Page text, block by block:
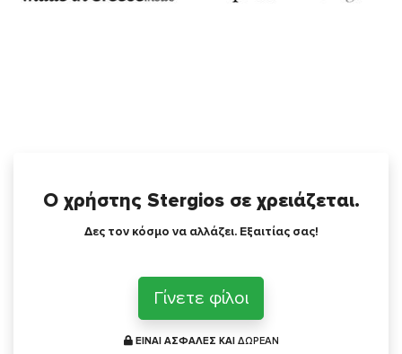
Ο χρήστης Stergios σε χρειάζεται.
Δες τον κόσμο να αλλάζει. Εξαιτίας σας!
Γίνετε φίλοι
ΕΙΝΑΙ ΑΣΦΑΛΕΣ ΚΑΙ ΔΩΡΕΑΝ